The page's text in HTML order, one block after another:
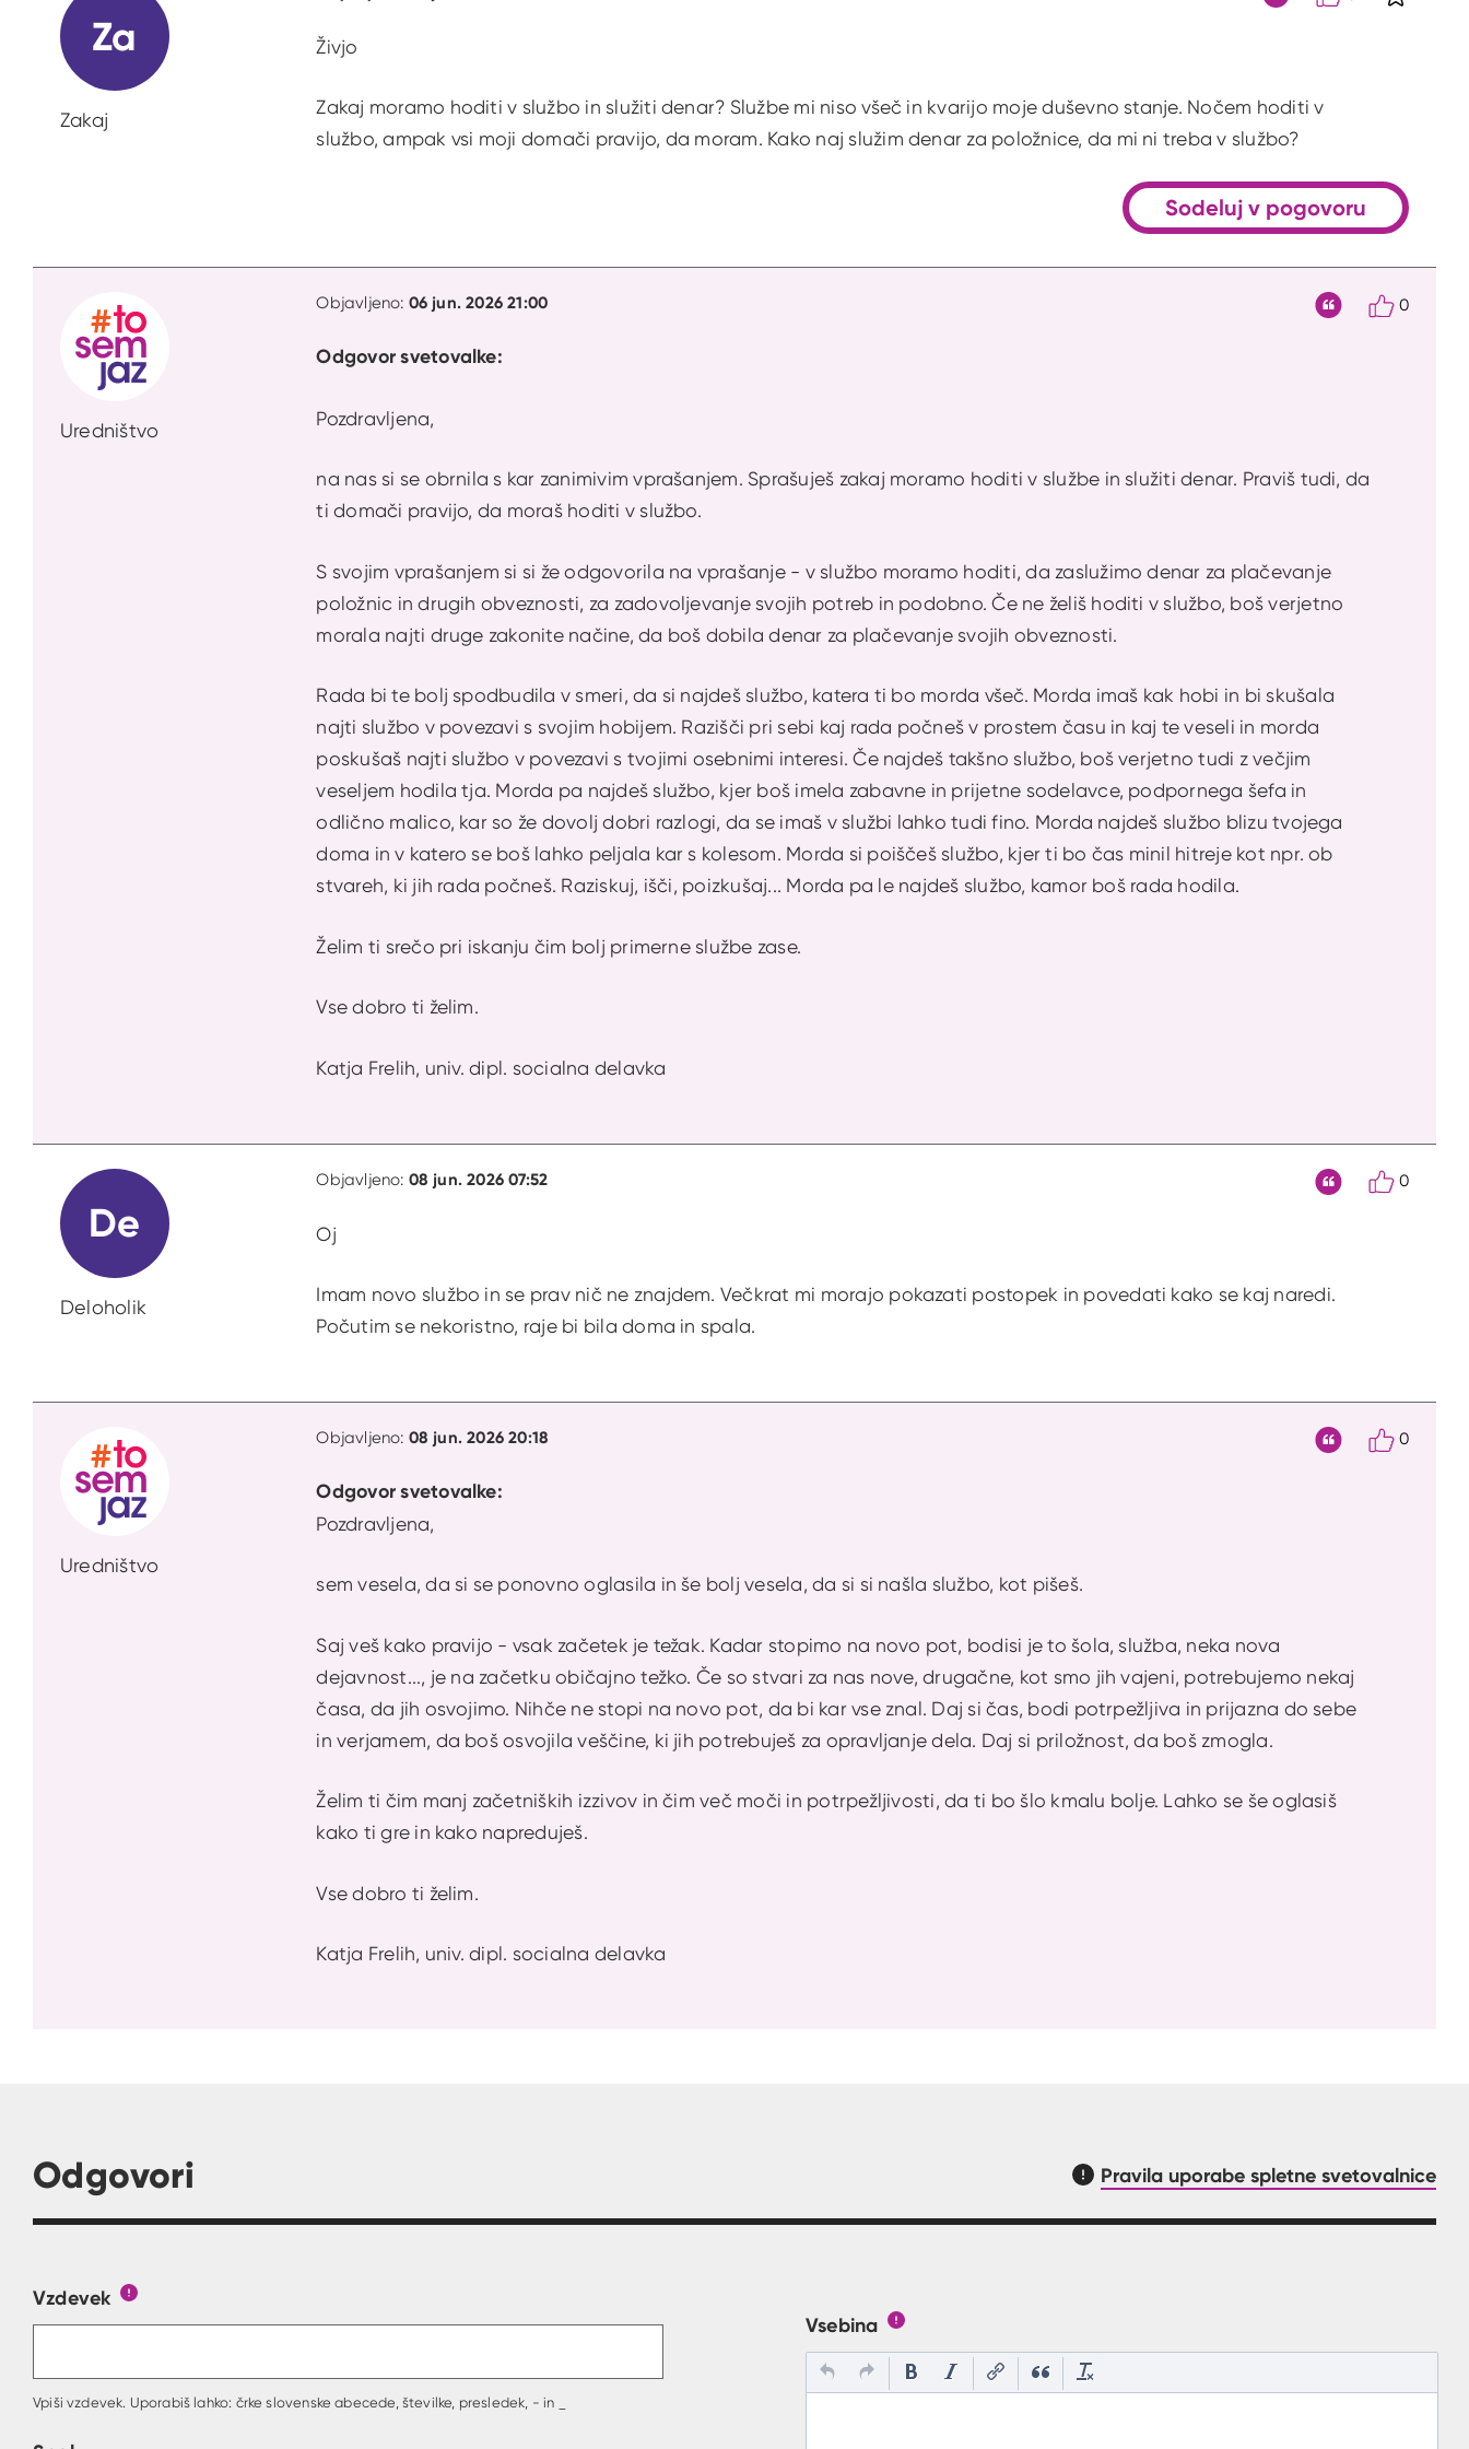
Za
Zakaj
Živjo
Zakaj moramo hoditi v službo in služiti denar? Službe mi niso všeč in kvarijo moje duševno stanje. Nočem hoditi v
službo, ampak vsi moji domači pravijo, da moram. Kako naj služim denar za položnice, da mi ni treba v službo?
Sodeluj v pogovoru
Uredništvo
Objavljeno: 06 jun. 2026 21:00
Odgovor svetovalke:
Pozdravljena,
na nas si se obrnila s kar zanimivim vprašanjem. Sprašuješ zakaj moramo hoditi v službe in služiti denar. Praviš tudi, da
ti domači pravijo, da moraš hoditi v službo.
S svojim vprašanjem si si že odgovorila na vprašanje - v službo moramo hoditi, da zaslužimo denar za plačevanje
položnic in drugih obveznosti, za zadovoljevanje svojih potreb in podobno. Če ne želiš hoditi v službo, boš verjetno
morala najti druge zakonite načine, da boš dobila denar za plačevanje svojih obveznosti.
Rada bi te bolj spodbudila v smeri, da si najdeš službo, katera ti bo morda všeč. Morda imaš kak hobi in bi skušala
najti službo v povezavi s svojim hobijem. Razišči pri sebi kaj rada počneš v prostem času in kaj te veseli in morda
poskušaš najti službo v povezavi s tvojimi osebnimi interesi. Če najdeš takšno službo, boš verjetno tudi z večjim
veseljem hodila tja. Morda pa najdeš službo, kjer boš imela zabavne in prijetne sodelavce, podpornega šefa in
odlično malico, kar so že dovolj dobri razlogi, da se imaš v službi lahko tudi fino. Morda najdeš službo blizu tvojega
doma in v katero se boš lahko peljala kar s kolesom. Morda si poiščeš službo, kjer ti bo čas minil hitreje kot npr. ob
stvareh, ki jih rada počneš. Raziskuj, išči, poizkušaj... Morda pa le najdeš službo, kamor boš rada hodila.
Želim ti srečo pri iskanju čim bolj primerne službe zase.
Vse dobro ti želim.
Katja Frelih, univ. dipl. socialna delavka
0
De
Deloholik
Objavljeno: 08 jun. 2026 07:52
Oj
Imam novo službo in se prav nič ne znajdem. Večkrat mi morajo pokazati postopek in povedati kako se kaj naredi.
Počutim se nekoristno, raje bi bila doma in spala.
0
Uredništvo
Objavljeno: 08 jun. 2026 20:18
Odgovor svetovalke:
Pozdravljena,
sem vesela, da si se ponovno oglasila in še bolj vesela, da si si našla službo, kot pišeš.
Saj veš kako pravijo - vsak začetek je težak. Kadar stopimo na novo pot, bodisi je to šola, služba, neka nova
dejavnost..., je na začetku običajno težko. Če so stvari za nas nove, drugačne, kot smo jih vajeni, potrebujemo nekaj
časa, da jih osvojimo. Nihče ne stopi na novo pot, da bi kar vse znal. Daj si čas, bodi potrpežljiva in prijazna do sebe
in verjamem, da boš osvojila veščine, ki jih potrebuješ za opravljanje dela. Daj si priložnost, da boš zmogla.
Želim ti čim manj začetniških izzivov in čim več moči in potrpežljivosti, da ti bo šlo kmalu bolje. Lahko se še oglasiš
kako ti gre in kako napreduješ.
Vse dobro ti želim.
Katja Frelih, univ. dipl. socialna delavka
0
Odgovori Pravila uporabe spletne svetovalnice
Obrazec, kjer lahko zastaviš vprašanje
Vzdevek
Vpiši vzdevek. Uporabiš lahko: črke slovenske abecede, številke, presledek, - in _
Vsebina